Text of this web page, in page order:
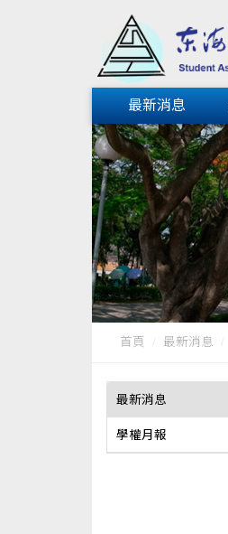
最新消息
首頁 最新消息
最新消息
學權月報